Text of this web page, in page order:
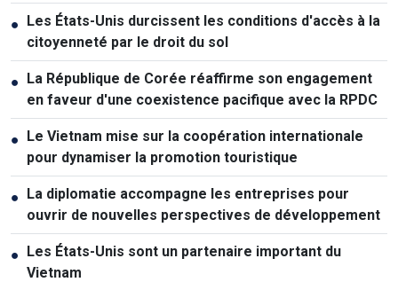
● Les États-Unis durcissent les conditions d'accès à la
citoyenneté par le droit du sol
● La République de Corée réaffirme son engagement
en faveur d'une coexistence pacifique avec la RPDC
● Le Vietnam mise sur la coopération internationale
pour dynamiser la promotion touristique
● La diplomatie accompagne les entreprises pour
ouvrir de nouvelles perspectives de développement
● Les États-Unis sont un partenaire important du
Vietnam